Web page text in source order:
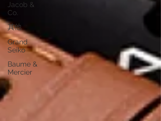
Jacob &
Co.
其他
Grand
Seiko
Baume &
Mercier